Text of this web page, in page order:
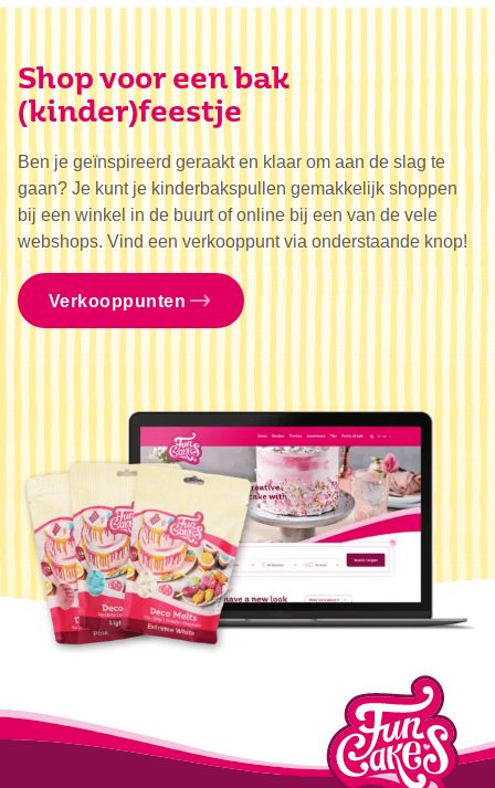
Shop voor een bak
(kinder)feestje
Ben je geïnspireerd geraakt en klaar om aan de slag te
gaan? Je kunt je kinderbakspullen gemakkelijk shoppen
bij een winkel in de buurt of online bij een van de vele
webshops. Vind een verkooppunt via onderstaande knop!
Verkooppunten